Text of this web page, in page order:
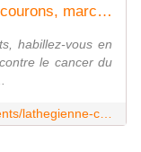
Octobre Rose 🏃‍♀️‍➡️ L'Athégienne : courons, marchons, ensemble, contre le canc... - Ville d'Athis-Mons
habillez-vous en
le cancer du